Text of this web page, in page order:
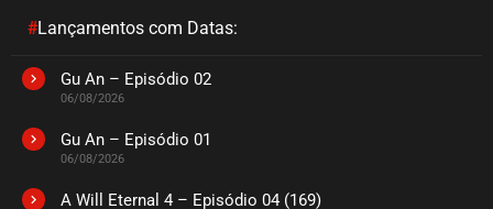
#Lançamentos com Datas:
Gu An – Episódio 02
06/08/2026
Gu An – Episódio 01
06/08/2026
A Will Eternal 4 – Episódio 04 (169)